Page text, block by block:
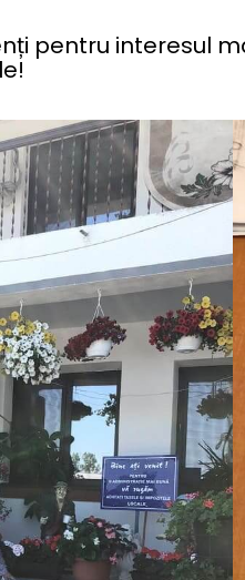
pentru interesul